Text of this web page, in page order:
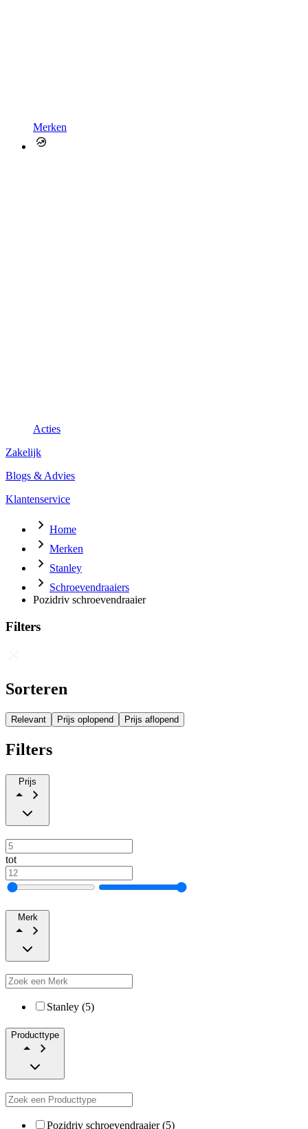
Merken
Acties
Zakelijk
Blogs & Advies
Klantenservice
Home
Merken
Stanley
Schroevendraaiers
Pozidriv schroevendraaier
Filters
Sorteren
Relevant Prijs oplopend Prijs aflopend
Filters
Prijs
tot
Merk
Stanley (5)
Producttype
Pozidriv schroevendraaier (5)